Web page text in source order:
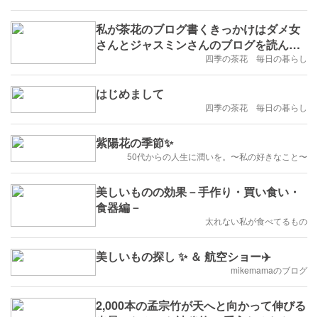
私が茶花のブログ書くきっかけはダメ女
さんとジャスミンさんのブログを読んだ
四季の茶花 毎日の暮らし
はじめまして
四季の茶花 毎日の暮らし
紫陽花の季節✨
50代からの人生に潤いを。〜私の好きなこと〜
美しいものの効果－手作り・買い食い・
食器編－
太れない私が食べてるもの
美しいもの探し ✨️ ＆ 航空ショー✈️
mikemamaのブログ
2,000本の孟宗竹が天へと向かって伸びる